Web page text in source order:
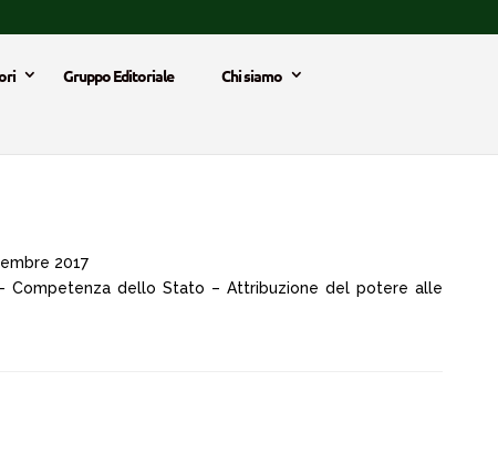
Gruppo Editoriale
Chi siamo
2017
Competenza dello Stato – Attribuzione del potere alle